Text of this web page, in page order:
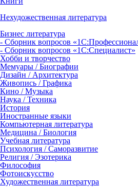
Нехудожественная литература
Бизнес литература
- Сборник вопросов
- Сборник вопросов «1С:Специалист»
Хобби и творчество
Мемуары / Биографии
Дизайн / Архитектура
Живопись / Графика
Кино / Музыка
Наука / Техника
История
Иностранные языки
Компьютерная литература
Медицина / Биология
Учебная литература
Психология / Саморазвитие
Религия / Эзотерика
Философия
Фотоискусство
Художественная литература